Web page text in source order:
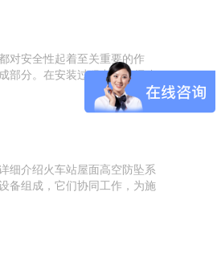
对安全性起着至关重要的作
分。在安装过程中，必须确
细介绍火车站屋面高空防坠系
备组成，它们协同工作，为施